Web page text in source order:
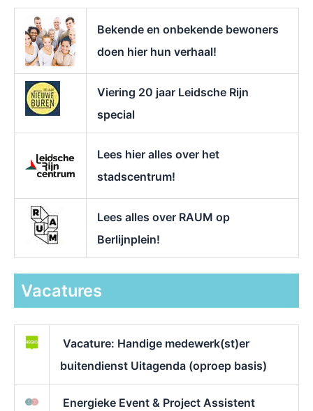
Bekende en onbekende bewoners
doen hier hun verhaal!
Viering 20 jaar Leidsche Rijn
special
Lees hier alles over het
stadscentrum!
Lees alles over RAUM op
Berlijnplein!
Vacatures
Vacature: Handige medewerk(st)er
buitendienst Uitagenda (oproep basis)
Energieke Event & Project Assistent